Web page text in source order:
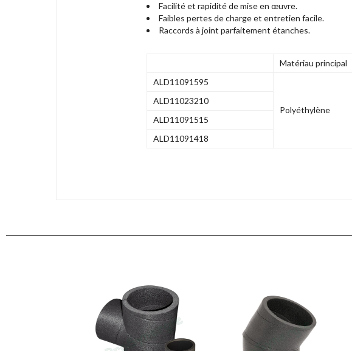
Facilité et rapidité de mise en œuvre.
Faibles pertes de charge et entretien facile.
Raccords à joint parfaitement étanches.
Matériau principal
ALD11091595
Polyéthylène
ALD11023210
ALD11091515
ALD11091418